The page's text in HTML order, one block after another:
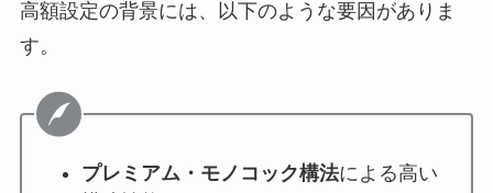
高額設定の背景には、以下のような要因がありま
す。
プレミアム・モノコック構法による高い